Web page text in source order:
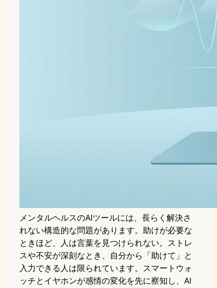
メンタルヘルスのAIツールには、長らく解決さ
れない構造的な問題があります。助けが必要な
ときほど、人は言葉を見つけられない。ストレ
スや不安が深刻なとき、自分から「助けて」と
入力できる人は限られています。スマートウォ
ッチとイヤホンが感情の変化を先に察知し、AI